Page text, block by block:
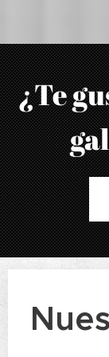
¿Te